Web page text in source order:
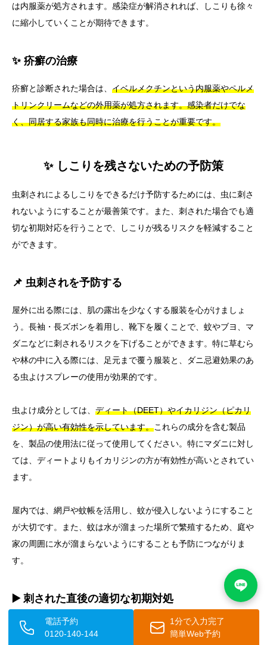
は内服薬が処方されます。感染症が解消されれば、しこりも徐々
に縮小していくことが期待できます。
✨ 疥癬の治療
疥癬と診断された場合は、 イベルメクチンという内服薬やペルメ
トリンクリームなどの外用薬が処方されます。感染者だけでな
く、同居する家族も同時に治療を行うことが重要です。
✨ しこりを残さないための予防策
虫刺されによるしこりをできるだけ予防するためには、虫に刺さ
れないようにすることが最善策です。また、刺された場合でも適
切な初期対応を行うことで、しこりが残るリスクを軽減すること
ができます。
📌 虫刺されを予防する
屋外に出る際には、肌の露出を少なくする服装を心がけましょ
う。長袖・長ズボンを着用し、靴下を履くことで、蚊やブヨ、マ
ダニなどに刺されるリスクを下げることができます。特に草むら
や林の中に入る際には、足元まで覆う服装と、ダニ忌避効果のあ
る虫よけスプレーの使用が効果的です。
虫よけ成分としては、 ディート（DEET）やイカリジン（ピカリ
ジン）が高い有効性を示しています。これらの成分を含む製品
を、製品の使用法に従って使用してください。特にマダニに対し
ては、ディートよりもイカリジンの方が有効性が高いとされてい
ます。
屋内では、網戸や蚊帳を活用し、蚊が侵入しないようにすること
が大切です。また、蚊は水が溜まった場所で繁殖するため、庭や
家の周囲に水が溜まらないようにすることも予防につながりま
す。
▶️ 刺された直後の適切な初期対処
虫に刺された直後には、まず流水で患部をよく洗い流しましょ
電話予約
0120-140-144
1分で入力完了
簡単Web予約